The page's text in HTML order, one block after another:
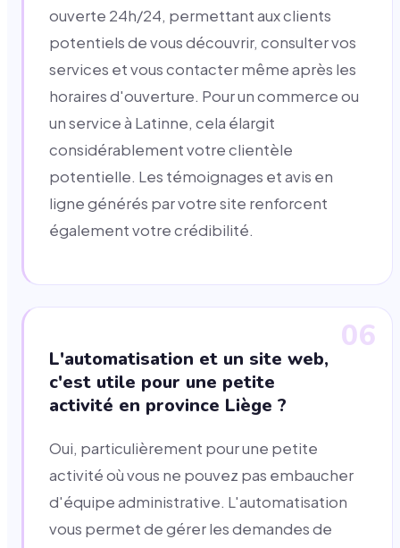
ouverte 24h/24, permettant aux clients
potentiels de vous découvrir, consulter vos
services et vous contacter même après les
horaires d'ouverture. Pour un commerce ou
un service à Latinne, cela élargit
considérablement votre clientèle
potentielle. Les témoignages et avis en
ligne générés par votre site renforcent
également votre crédibilité.
06
L'automatisation et un site web,
c'est utile pour une petite
activité en province Liège ?
Oui, particulièrement pour une petite
activité où vous ne pouvez pas embaucher
d'équipe administrative. L'automatisation
vous permet de gérer les demandes de